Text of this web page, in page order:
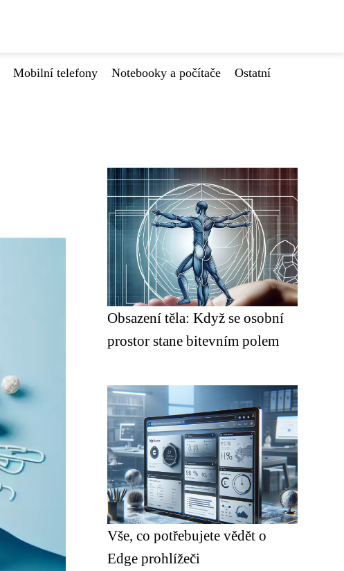
Mobilní telefony Notebooky a počítače
Ostatní
Obsazení těla: Když se osobní
prostor stane bitevním polem
Vše, co potřebujete vědět o
Edge prohlížeči